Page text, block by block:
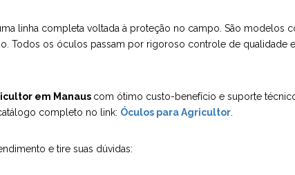
linha completa voltada à proteção no campo. São
Todos os óculos passam por rigoroso controle de qualidade
em Manaus com ótimo custo-benefício e suporte
completo no link: Óculos para Agricultor
e tire suas dúvidas: